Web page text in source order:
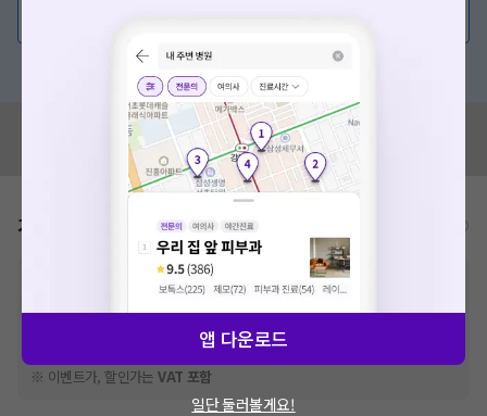
혹은, 의료상담 서비스에 다양한 게시글 보러가기
혹시 잘못된 병원정보가 있나요?
모두닥 팀에 알려주세요!
가격표
비급여 항목의 경우,추가비용 등으로 실제 가격과 상이할 수 있으니, 정확
한 가격은 해당 의료기관에 직접 문의해주세요.
※급여 항목의 경우,건강보험심사평가원에 고지되어 있는 급여 진료 기준 가
격입니다. (진료와 연관된 복합적인 비용이 추가되어, 병원마다 금액이 다르게
※ 이벤트가, 할인가는VAT 포함
앱 다운로드
일단 둘러볼게요!